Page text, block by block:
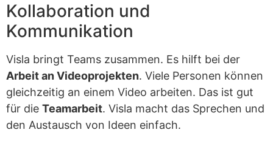
Kollaboration und
Kommunikation
Visla bringt Teams zusammen. Es hilft bei der
Arbeit an Videoprojekten. Viele Personen können
gleichzeitig an einem Video arbeiten. Das ist gut
für die Teamarbeit. Visla macht das Sprechen und
den Austausch von Ideen einfach.